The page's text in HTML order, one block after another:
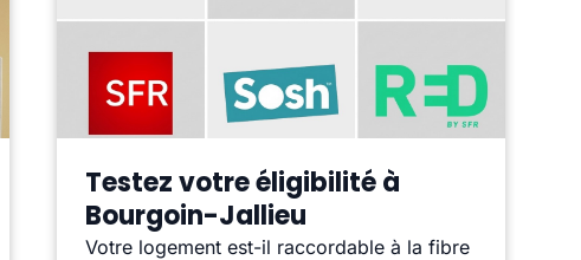
Testez votre éligibilité à
Bourgoin-Jallieu
Votre logement est-il raccordable à la fibre